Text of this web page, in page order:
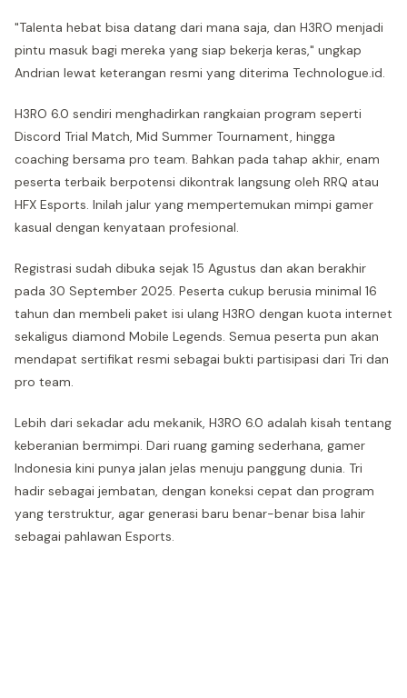
"Talenta hebat bisa datang dari mana saja, dan H3RO menjadi
pintu masuk bagi mereka yang siap bekerja keras," ungkap
Andrian lewat keterangan resmi yang diterima Technologue.id.
H3RO 6.0 sendiri menghadirkan rangkaian program seperti
Discord Trial Match, Mid Summer Tournament, hingga
coaching bersama pro team. Bahkan pada tahap akhir, enam
peserta terbaik berpotensi dikontrak langsung oleh RRQ atau
HFX Esports. Inilah jalur yang mempertemukan mimpi gamer
kasual dengan kenyataan profesional.
Registrasi sudah dibuka sejak 15 Agustus dan akan berakhir
pada 30 September 2025. Peserta cukup berusia minimal 16
tahun dan membeli paket isi ulang H3RO dengan kuota internet
sekaligus diamond Mobile Legends. Semua peserta pun akan
mendapat sertifikat resmi sebagai bukti partisipasi dari Tri dan
pro team.
Lebih dari sekadar adu mekanik, H3RO 6.0 adalah kisah tentang
keberanian bermimpi. Dari ruang gaming sederhana, gamer
Indonesia kini punya jalan jelas menuju panggung dunia. Tri
hadir sebagai jembatan, dengan koneksi cepat dan program
yang terstruktur, agar generasi baru benar-benar bisa lahir
sebagai pahlawan Esports.